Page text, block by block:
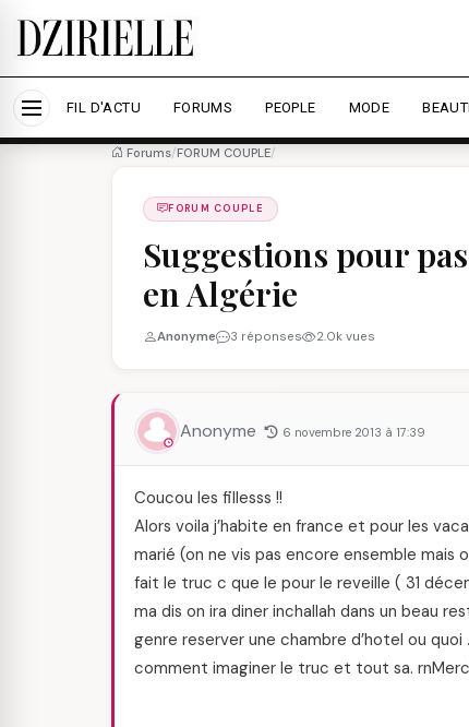
Nous utilisons des cookies pour améliorer votre
Accepter tout
FIL D'ACTU FORUMS PEOPLE MODE
Forums/FORUM COUPLE/
FORUM COUPLE
Suggestions pour
en Algérie
Anonyme 3 réponses 2.0k vues
Anonyme 6 novembre 2013 à 17:39
Coucou les fillesss !!
Alors voila j’habite en france et pour les
marié (on ne vis pas encore ensemble mais
fait le truc c que le pour le reveille ( 31
ma dis on ira diner inchallah dans un beau
genre reserver une chambre d’hotel ou quoi
comment imaginer le truc et tout sa.